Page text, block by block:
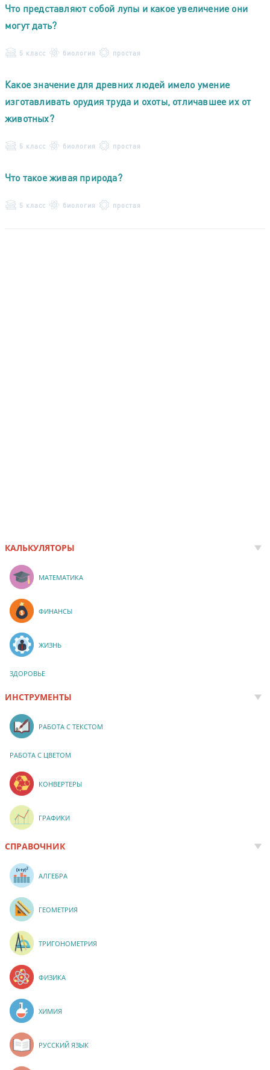
Что представляют собой лупы и какое увеличение они
могут дать?
5 класс биология простая
Какое значение для древних людей имело умение
изготавливать орудия труда и охоты, отличавшее их от
животных?
5 класс биология простая
Что такое живая природа?
5 класс биология простая
КАЛЬКУЛЯТОРЫ
МАТЕМАТИКА
ФИНАНСЫ
ЖИЗНЬ
ЗДОРОВЬЕ
ИНСТРУМЕНТЫ
РАБОТА С ТЕКСТОМ
РАБОТА С ЦВЕТОМ
КОНВЕРТЕРЫ
ГРАФИКИ
СПРАВОЧНИК
АЛГЕБРА
ГЕОМЕТРИЯ
ТРИГОНОМЕТРИЯ
ФИЗИКА
ХИМИЯ
РУССКИЙ ЯЗЫК